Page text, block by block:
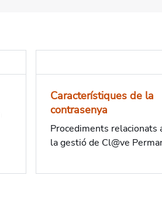
Característiques de la
contrasenya
Procediments relacionats
la gestió de Cl@ve